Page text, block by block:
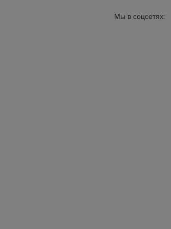
Мы в соцсетях: